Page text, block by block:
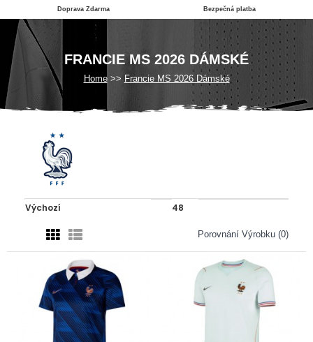
Doprava Zdarma Bezpečná platba
FRANCIE MS 2026 DÁMSKÉ
Home Francie MS 2026 Dámské
Porovnání Výrobku (0)